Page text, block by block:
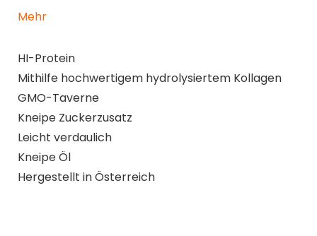
Mehr
HI-Protein
Mithilfe hochwertigem hydrolysiertem Kollagen
GMO-Taverne
Kneipe Zuckerzusatz
Leicht verdaulich
Kneipe Öl
Hergestellt in Österreich